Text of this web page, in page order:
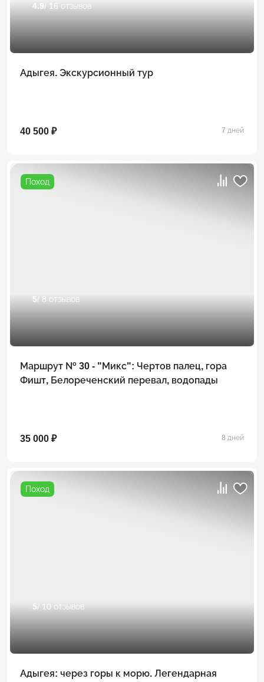
4.9 / 16 отзывов
Адыгея. Экскурсионный тур
40 500 ₽ 7 дней
Поход
5/ 8 отзывов
Маршрут № 30 - "Микс": Чертов палец, гора
Фишт, Белореченский перевал, водопады
35 000 ₽ 8 дней
Поход
5/ 10 отзывов
Адыгея: через горы к морю. Легендарная